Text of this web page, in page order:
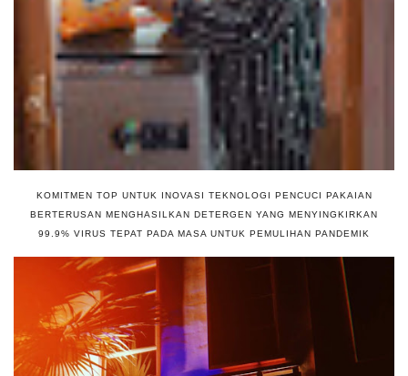
KOMITMEN TOP UNTUK INOVASI TEKNOLOGI PENCUCI PAKAIAN
BERTERUSAN MENGHASILKAN DETERGEN YANG MENYINGKIRKAN
99.9% VIRUS TEPAT PADA MASA UNTUK PEMULIHAN PANDEMIK